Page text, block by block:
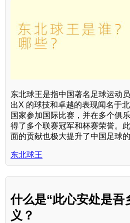
东北球王是指中国著名足球运动
出X 的球技和卓越的表现闻名于
国家参加国际比赛，并在多个俱
得了多个联赛冠军和杯赛荣誉。
面的贡献也极大提升了中国足球的
东北球王
什么是“此心安处是吾
义？